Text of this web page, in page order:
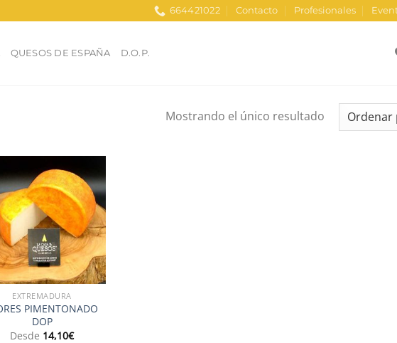
664421022 Contacto Profesionales
QUESOS DE ESPAÑA D.O.P.
Mostrando el único resultado
Añadir
a la
lista de
deseos
EXTREMADURA
PIMENTONADO
DOP
Desde 14,10€